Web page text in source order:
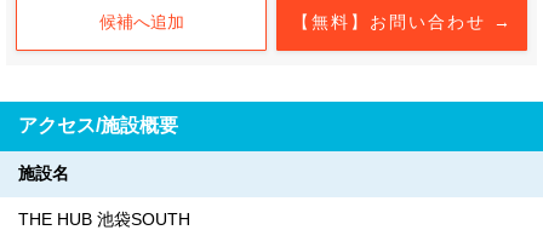
【無料】お問い合わせ →
候補へ追加
アクセス/施設概要
施設名
THE HUB 池袋SOUTH